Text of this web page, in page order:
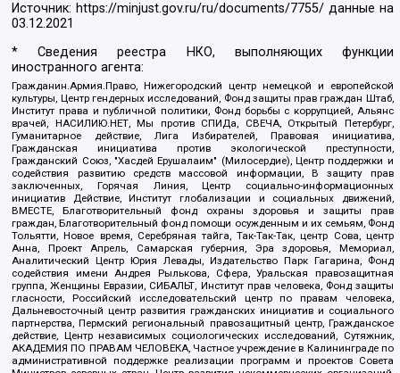
Источник: https://minjust.gov.ru/ru/documents/7755/ данные на
03.12.2021
* Сведения реестра НКО, выполняющих функции
иностранного агента:
Гражданин.Армия.Право, Нижегородский центр немецкой и европейской
культуры, Центр гендерных исследований, Фонд защиты прав граждан Штаб,
Институт права и публичной политики, Фонд борьбы с коррупцией, Альянс
врачей, НАСИЛИЮ.НЕТ, Мы против СПИДа, СВЕЧА, Открытый Петербург,
Гуманитарное действие, Лига Избирателей, Правовая инициатива,
Гражданская инициатива против экологической преступности,
Гражданский Союз, "Хасдей Ерушалаим" (Милосердие), Центр поддержки и
содействия развитию средств массовой информации, В защиту прав
заключенных, Горячая Линия, Центр социально-информационных
инициатив Действие, Институт глобализации и социальных движений,
ВМЕСТЕ, Благотворительный фонд охраны здоровья и защиты прав
граждан, Благотворительный фонд помощи осужденным и их семьям, Фонд
Тольятти, Новое время, Серебряная тайга, Так-Так-Так, центр Сова, центр
Анна, Проект Апрель, Самарская губерния, Эра здоровья, Мемориал,
Аналитический Центр Юрия Левады, Издательство Парк Гагарина, Фонд
содействия имени Андрея Рылькова, Сфера, Уральская правозащитная
группа, Женщины Евразии, СИБАЛЬТ, Институт прав человека, Фонд защиты
гласности, Российский исследовательский центр по правам человека,
Дальневосточный центр развития гражданских инициатив и социального
партнерства, Пермский региональный правозащитный центр, Гражданское
действие, Центр независимых социологических исследований, Сутяжник,
АКАДЕМИЯ ПО ПРАВАМ ЧЕЛОВЕКА, Частное учреждение в Калининграде по
административной поддержке реализации программ и проектов Совета